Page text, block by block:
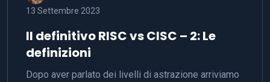
13 Settembre 2023
Il definitivo RISC vs CISC – 2: Le
definizioni
Dopo aver parlato dei livelli di astrazione arriviamo